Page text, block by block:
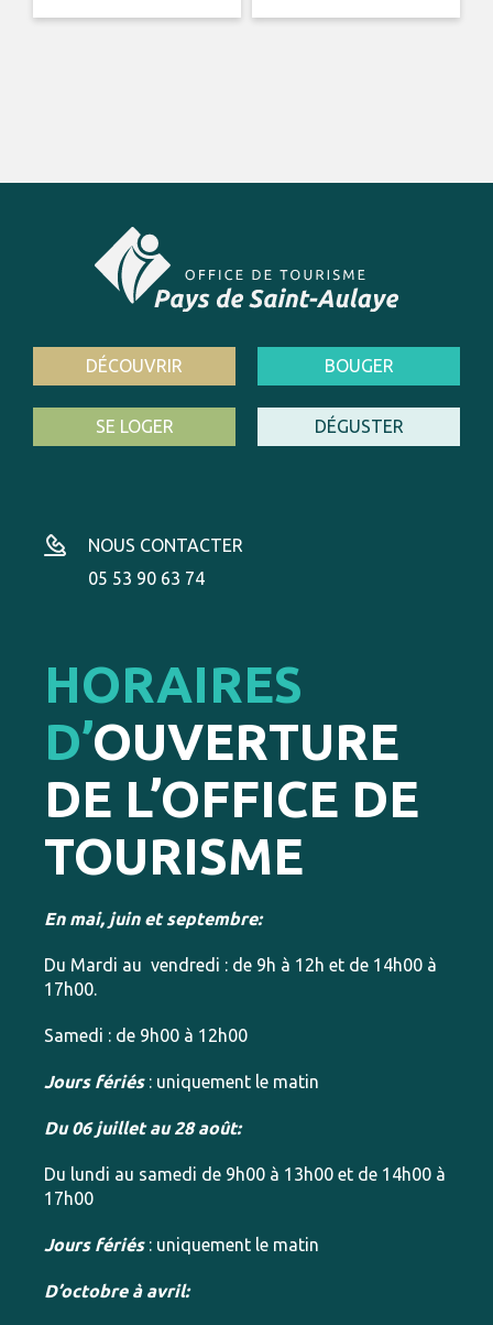
DÉCOUVRIR BOUGER
SE LOGER DÉGUSTER
NOUS CONTACTER
05 53 90 63 74
HORAIRES
D’OUVERTURE
DE L’OFFICE DE
TOURISME
En mai, juin et septembre:
Du Mardi au vendredi : de 9h à 12h et de 14h00 à
17h00.
Samedi : de 9h00 à 12h00
Jours fériés: uniquement le matin
Du 06 juillet au 28 août:
Du lundi au samedi de 9h00 à 13h00 et de 14h00 à
17h00
Jours fériés: uniquement le matin
D’octobre à avril: